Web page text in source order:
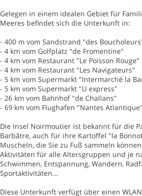
Gelegen in einem idealen Gebiet für
Meeres befindet sich die Unterkunft in:
- 400 m vom Sandstrand "des
- 4 km vom Golfplatz "de Fromentine"
- 4 km vom Restaurant "Le Poisson Rouge"
- 4 km vom Restaurant "Les Navigateurs"
- 5 km vom Supermarkt "Intermarché la
- 5 km vom Supermarkt "U express"
- 26 km vom Bahnhof "de Challans"
- 69 km vom Flughafen "Nantes Atlantique"
Die Insel Noirmoutier ist bekannt für die
Barbâtre, auch für ihre Kartoffel "la
Muscheln, die Sie zu Fuß sammeln
Aktivitäten für alle Altersgruppen und je
Schwimmen, Entspannung, Wandern,
Sportaktivitäten...
Diese Unterkunft verfügt über einen